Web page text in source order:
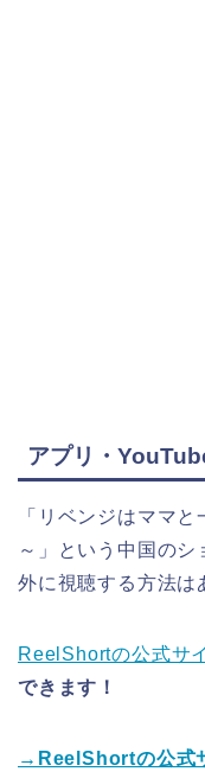
アプリ・
「リベンジはママ
～」という中国のシ
外に視聴する方法は
ReelShortの公式サ
できます！
→ReelShortの公式